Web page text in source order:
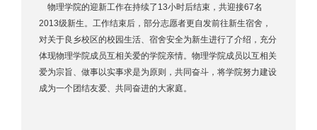
物理学院的迎新工作在持续了13小时后结束，共迎接67名
2013级新生。工作结束后，部分志愿者更自发前往新生宿舍，
对关于良乡校区的校园生活、宿舍安全为新生进行了介绍，充分
体现物理学院成员互相关爱的学院亲情。物理学院成员以互相关
爱为宗旨、做事以实事求是为原则，共同奋斗，将学院努力建设
成为一个团结友爱、共同奋进的大家庭。